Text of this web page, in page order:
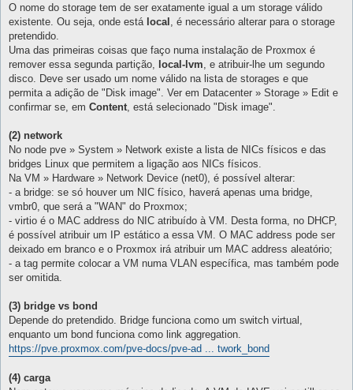
m
O nome do storage tem de ser exatamente igual a um storage válido
existente. Ou seja, onde está local , é necessário alterar para o storage
pretendido.
Uma das primeiras coisas que faço numa instalação de Proxmox é
remover essa segunda partição, local-lvm , e atribuir-lhe um segundo
disco. Deve ser usado um nome válido na lista de storages e que
permita a adição de "Disk image". Ver em Datacenter » Storage » Edit e
confirmar se, em Content , está selecionado "Disk image".
(2) network
No node pve » System » Network existe a lista de NICs físicos e das
bridges Linux que permitem a ligação aos NICs físicos.
Na VM » Hardware » Network Device (net0), é possível alterar:
- a bridge: se só houver um NIC físico, haverá apenas uma bridge,
vmbr0, que será a "WAN" do Proxmox;
- virtio é o MAC address do NIC atribuído à VM. Desta forma, no DHCP,
é possível atribuir um IP estático a essa VM. O MAC address pode ser
deixado em branco e o Proxmox irá atribuir um MAC address aleatório;
- a tag permite colocar a VM numa VLAN específica, mas também pode
ser omitida.
(3) bridge vs bond
Depende do pretendido. Bridge funciona como um switch virtual,
enquanto um bond funciona como link aggregation.
https://pve.proxmox.com/pve-docs/pve-ad ... twork_bond
(4) carga